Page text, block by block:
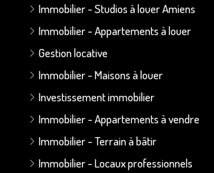
Immobilier - Studios à louer Amiens
Immobilier - Appartements à louer
Gestion locative
Immobilier - Maisons à louer
Investissement immobilier
Immobilier - Appartements à vendre
Immobilier - Terrain à bâtir
Immobilier - Locaux professionnels